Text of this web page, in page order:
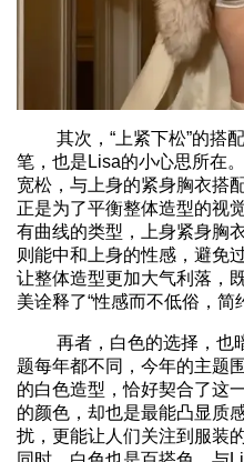
其次，“上紧下松”的搭配
笔，也是Lisa的小心思所在
宽松，与上身的紧身胸衣搭
正是为了平衡整体造型的视
有曲线的类型，上身紧身胸
则能中和上身的性感，避免
让整体造型更加大气利落，
美诠释了“性感而不低俗，简
再者，白色的选择，也暗
题每年都不同，今年的主题
的白色造型，恰好契合了这
的颜色，却也是最能凸显质
扰，更能让人们关注到服装